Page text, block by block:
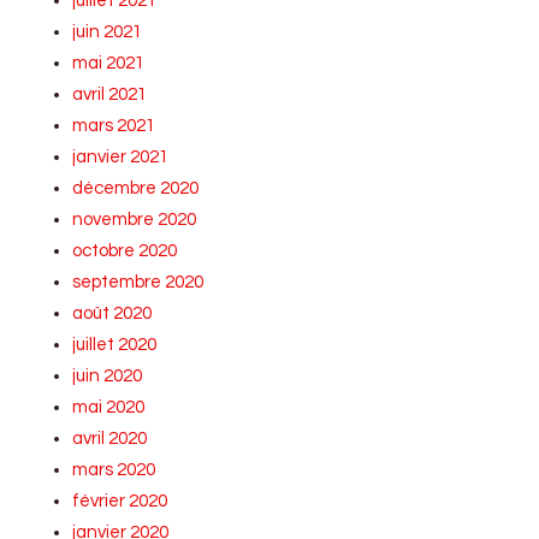
juin 2021
mai 2021
avril 2021
mars 2021
janvier 2021
décembre 2020
novembre 2020
octobre 2020
septembre 2020
août 2020
juillet 2020
juin 2020
mai 2020
avril 2020
mars 2020
février 2020
janvier 2020